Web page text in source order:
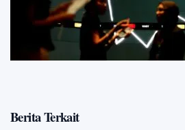
Berita Terkait